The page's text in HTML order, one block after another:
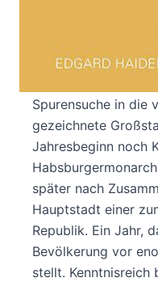
Alltag in Wien im
Spurensuche in die
gezeichnete
Jahresbeginn noch
später nach
Hauptstadt einer
Republik. Ein Jahr,
Bevölkerung vor
stellt. Kenntnisreich